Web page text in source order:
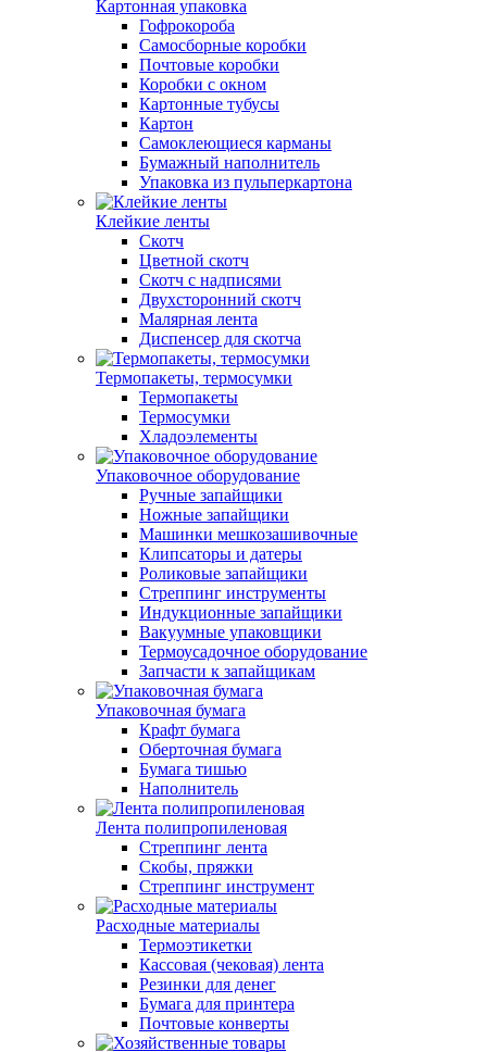
Картонная упаковка
Гофрокороба
Самосборные коробки
Почтовые коробки
Коробки с окном
Картонные тубусы
Картон
Самоклеющиеся карманы
Бумажный наполнитель
Упаковка из пульперкартона
Клейкие ленты
Скотч
Цветной скотч
Скотч с надписями
Двухсторонний скотч
Малярная лента
Диспенсер для скотча
Термопакеты, термосумки
Термопакеты
Термосумки
Хладоэлементы
Упаковочное оборудование
Ручные запайщики
Ножные запайщики
Машинки мешкозашивочные
Клипсаторы и датеры
Роликовые запайщики
Стреппинг инструменты
Индукционные запайщики
Вакуумные упаковщики
Термоусадочное оборудование
Запчасти к запайщикам
Упаковочная бумага
Крафт бумага
Оберточная бумага
Бумага тишью
Наполнитель
Лента полипропиленовая
Стреппинг лента
Скобы, пряжки
Стреппинг инструмент
Расходные материалы
Термоэтикетки
Кассовая (чековая) лента
Резинки для денег
Бумага для принтера
Почтовые конверты